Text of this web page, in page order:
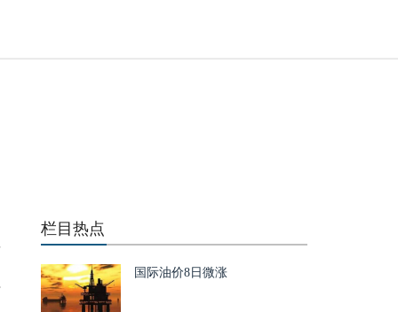
栏目热点
国际油价8日微涨